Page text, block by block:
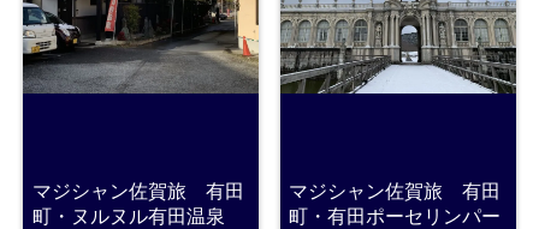
マジシャン佐賀旅 有田
町・ヌルヌル有田温泉
マジシャン佐賀旅 有田
町・有田ポーセリンパー